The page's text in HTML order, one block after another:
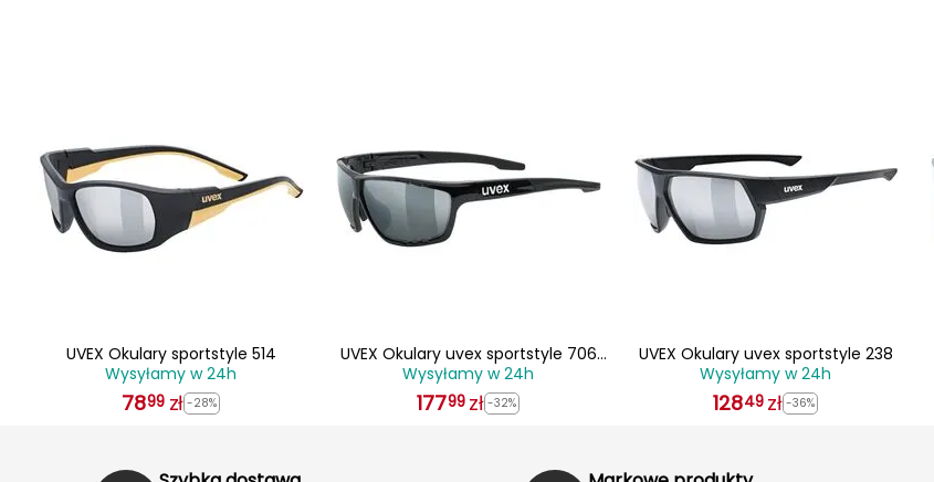
UVEX Okulary sportstyle 514
Wysyłamy w 24h
7899 zł -28%
UVEX Okulary uvex sportstyle 706
czarne
Wysyłamy w 24h
17799 zł -32%
UVEX Okulary uvex sportstyle 238
Wysyłamy w 24h
12849 zł -36%